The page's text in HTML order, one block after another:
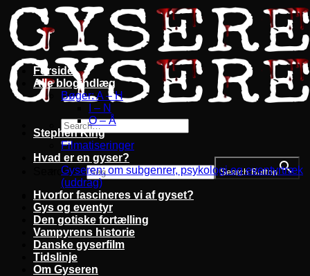
Fortsæt
til
indhold
Search for: Search Button
Forside
Alle blogindlæg
Bøger: A – H
I – N
O – Å
Stephen King
Filmatiseringer
Hvad er en gyser?
Gyseren: om subgenrer, psykologi og eventyrtræk
(uddrag)
Hvorfor fascineres vi af gyset?
Gys og eventyr
Den gotiske fortælling
Vampyrens historie
Danske gyserfilm
Tidslinje
Om Gyseren